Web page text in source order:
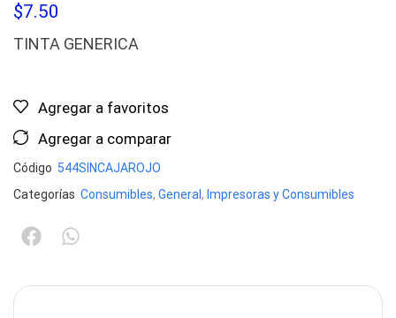
$7.50
TINTA GENERICA
Agregar a favoritos
Agregar a comparar
Código 544SINCAJAROJO
Categorías Consumibles, General , Impresoras y Consumibles